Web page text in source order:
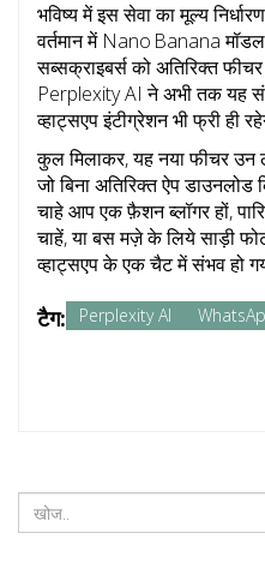
भविष्य में इस सेवा का मूल्य
वर्तमान में Nano Banana
सब्सक्राइबर्स को अतिरिक्त
Perplexity AI ने अभी तक यह
व्हाट्सएप इंटीग्रेशन भी फ्री ही
कुल मिलाकर, यह नया फीचर उन
जो बिना अतिरिक्त ऐप
चाहे आप एक फ़ैशन ब्लॉगर हों,
चाहें, या बस मज़े के लिये साड़ी
व्हाट्सएप के एक चैट में संभव हो
टैग: Perplexity AI